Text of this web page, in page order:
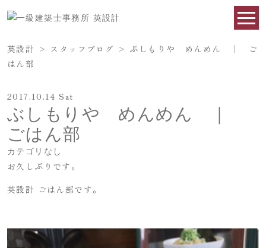
英設計 > スタッフブログ > ぶしもりや めんめん ｜ ご
はん部
2017.10.14 Sat
ぶしもりや めんめん ｜
ごはん部
カテゴリなし
お久しぶりです。
英設計 ごはん部です。